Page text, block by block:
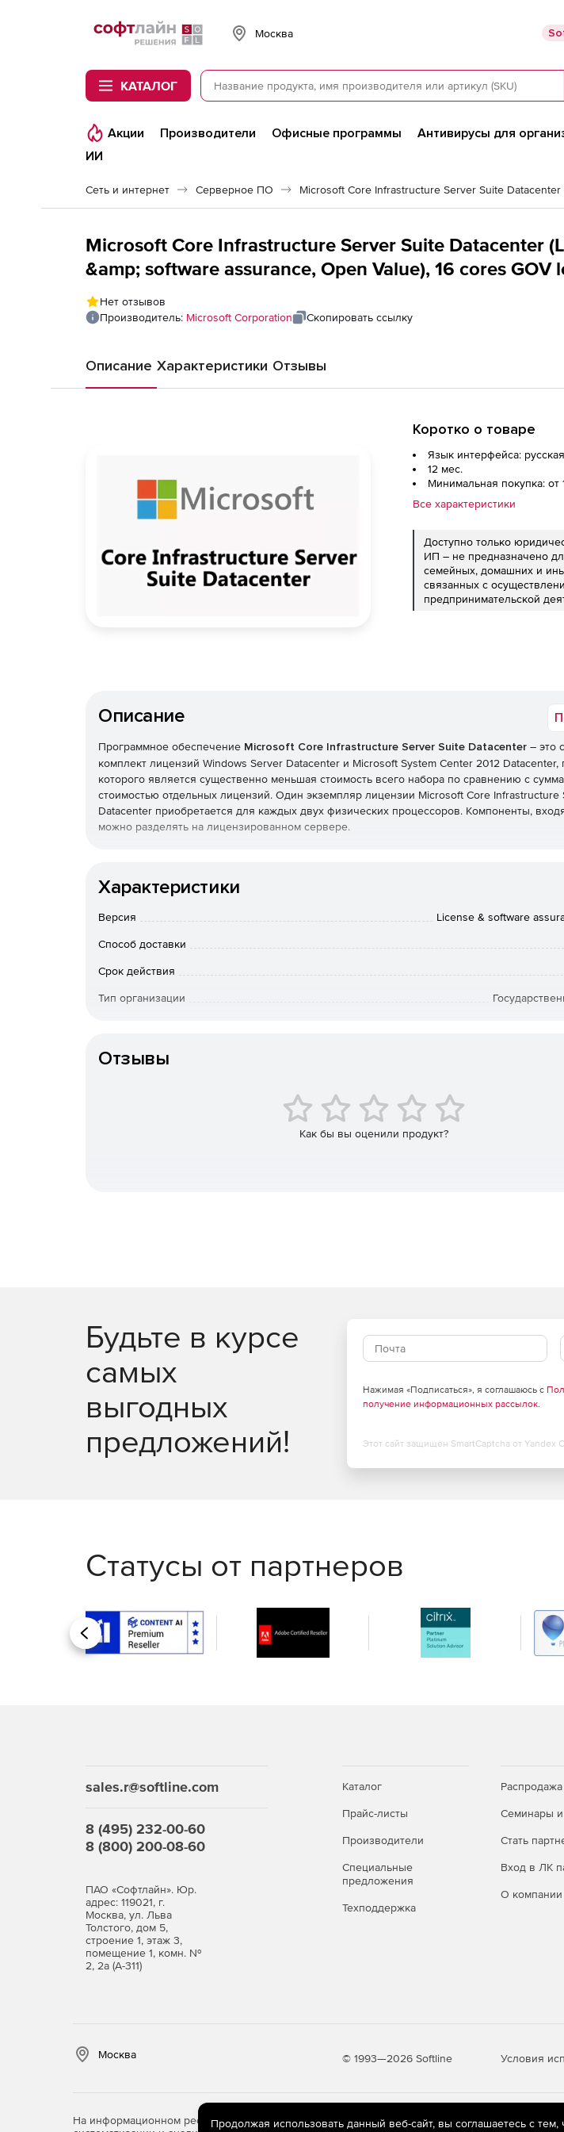
Softline
Москва
КАТАЛОГ
Акции Производители Офисные программы Антивирусы для
ИИ
Сеть и интернет Серверное ПО Microsoft Core Infrastructure Server Suite Datacenter
Microsoft Core Infrastructure Server Suite Datacenter
&amp; software assurance, Open Value), 16 cores GOV level D
additional product, 1 Year Acquired Year 1, without
Server License
Нет отзывов
Производитель: Microsoft Corporation Скопировать ссылку
Описание Характеристики Отзывы
Коротко о товаре
Язык интерфейса:
12 мес.
Минимальная покупка: от
Все характеристики
Доступно только
ИП – не предназначено
семейных, домашних и
связанных с
предпринимательской
Описание
Программное обеспечение Microsoft Core Infrastructure Server Suite Datacenter – это
комплект лицензий Windows Server Datacenter и Microsoft System Center 2012
которого является существенно меньшая стоимость всего набора по сравнению с
стоимостью отдельных лицензий. Один экземпляр лицензии Microsoft Core Infrastructure
Datacenter приобретается для каждых двух физических процессоров. Компоненты,
можно разделять на лицензированном сервере.
Windows Server Datacenter – ведущая серверная операционная система, на которой
Datacenter содержит полный функционал с неограниченными правами на запуск
экземпляров. Datacenter подходит для сред с высокой плотностью виртуализации
управления IТ-средой, которая включает виртуальную серверную инфраструктуру и
пользователей.
Характеристики
Версия License & software
Способ доставки
Срок действия
Тип организации
Отзывы
Как бы вы оценили продукт?
Будьте в курсе
самых
выгодных
предложений!
Нажимая «Подписаться», я соглашаюсь с
получение информационных рассылок.
Этот сайт защищен SmartCaptcha от Yandex
Статусы от партнеров
Назад
sales.r@softline.com
8 (495) 232-00-60
8 (800) 200-08-60
ПАО «Софтлайн». Юр.
адрес: 119021, г.
Москва, ул. Льва
Толстого, дом 5,
строение 1, этаж 3,
помещение 1, комн. №
2, 2а (А-311)
Каталог
Прайс-листы
Производители
Специальные
предложения
Техподдержка
Распродажа
Семинары
Стать
Вход в ЛК
О компании
Москва © 1993—2026 Softline Условия
На информационном ресурсе store.softline.ru применяютсярекомендательные технологии
Продолжая использовать данный веб-сайт, вы соглашаетесь с